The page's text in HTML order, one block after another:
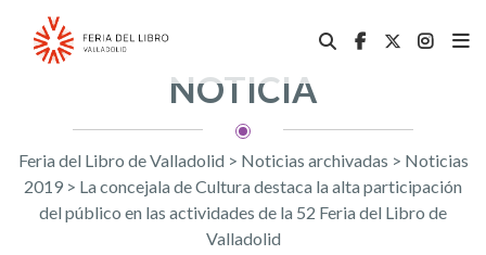
NOTICIA
Feria del Libro de Valladolid > Noticias archivadas > Noticias
2019 > La concejala de Cultura destaca la alta participación
del público en las actividades de la 52 Feria del Libro de
Valladolid